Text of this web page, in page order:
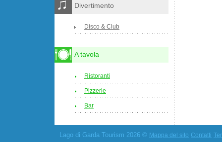
Divertimento
Disco & Club
A tavola
Ristoranti
Pizzerie
Bar
Lago di Garda Tourism 2026 © Mappa del sito Contatti